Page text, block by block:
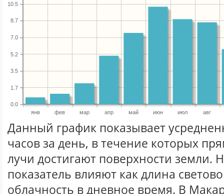
янв фев мар апр май июн июл авг
0.0
1.7
3.5
5.2
7.0
8.7
10.5
Данный график показывает
часов за день, в течение которых
лучи достигают поверхности земли.
показатель влияют как длина
облачность в дневное время. В